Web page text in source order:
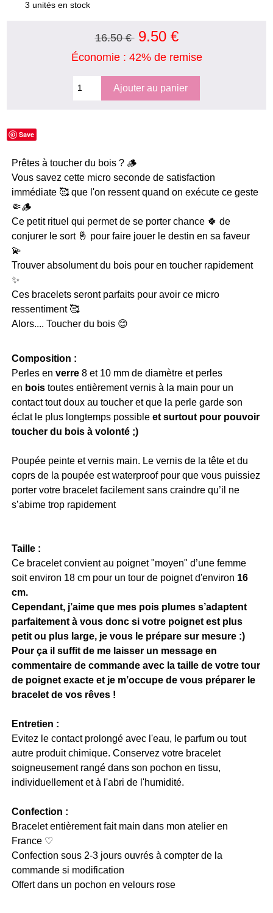
3 unités en stock
16.50 € 9.50 €
Économie : 42% de remise
Save
Prêtes à toucher du bois ? 🪵
Vous savez cette micro seconde de satisfaction
immédiate 🥰 que l'on ressent quand on exécute ce geste
🤏🪵
Ce petit rituel qui permet de se porter chance 🍀 de
conjurer le sort 🤞 pour faire jouer le destin en sa faveur
💫
Trouver absolument du bois pour en toucher rapidement
✨
Ces bracelets seront parfaits pour avoir ce micro
ressentiment 🥰
Alors.... Toucher du bois 😊
Composition :
Perles enverre 8 et 10 mm de diamètre et perles
en bois toutes entièrement vernis à la main pour un
contact tout doux au toucher et que la perle garde son
éclat le plus longtemps possibleet surtout pour pouvoir
toucher du bois à volonté ;)
Poupée peinte et vernis main. Le vernis de la tête et du
coprs de la poupée est waterproof pour que vous puissiez
porter votre bracelet facilement sans craindre qu’il ne
s’abime trop rapidement
Taille :
Ce bracelet convient au poignet "moyen" d’une femme
soit environ 18 cm pour un tour de poignet d'environ 16
cm.
Cependant, j’aime que mes pois plumes s’adaptent
parfaitement à vous donc si votre poignet est plus
petit ou plus large, je vous le prépare sur mesure :)
Pour ça il suffit de me laisser un message en
commentaire de commande avec la taille de votre tour
de poignet exacte et je m’occupe de vous préparer le
bracelet de vos rêves !
Entretien :
Evitez le contact prolongé avec l'eau, le parfum ou tout
autre produit chimique. Conservez votre bracelet
soigneusement rangé dans son pochon en tissu,
individuellement et à l'abri de l'humidité.
Confection :
Bracelet entièrement fait main dans mon atelier en
France ♡
Confection sous 2-3 jours ouvrés à compter de la
commande si modification
Offert dans un pochon en velours rose